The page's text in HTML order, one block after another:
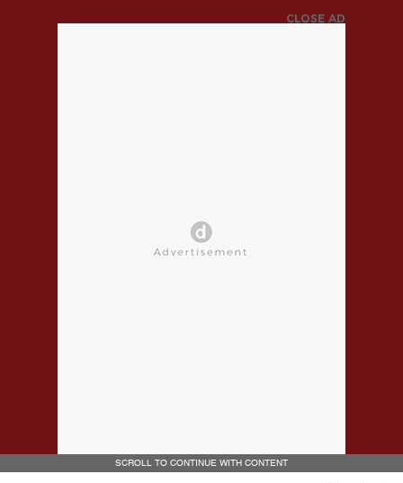
CLOSE AD
SCROLL TO CONTINUE WITH CONTENT